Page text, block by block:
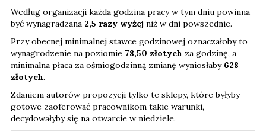
Według organizacji każda godzina pracy w tym dniu powinna
być wynagradzana 2,5 razy wyżej niż w dni powszednie.
Przy obecnej minimalnej stawce godzinowej oznaczałoby to
wynagrodzenie na poziomie 78,50 złotych za godzinę, a
minimalna płaca za ośmiogodzinną zmianę wyniosłaby 628
złotych.
Zdaniem autorów propozycji tylko te sklepy, które byłyby
gotowe zaoferować pracownikom takie warunki,
decydowałyby się na otwarcie w niedziele.